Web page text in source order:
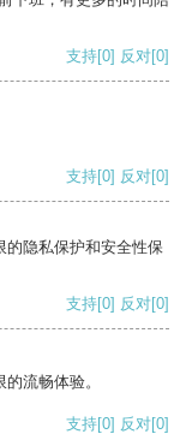
支持[0] 反对[0]
支持[0] 反对[0]
的隐私保护和安全性保
支持[0] 反对[0]
流畅体验。
支持[0] 反对[0]